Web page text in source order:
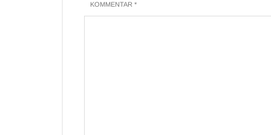
KOMMENTAR *